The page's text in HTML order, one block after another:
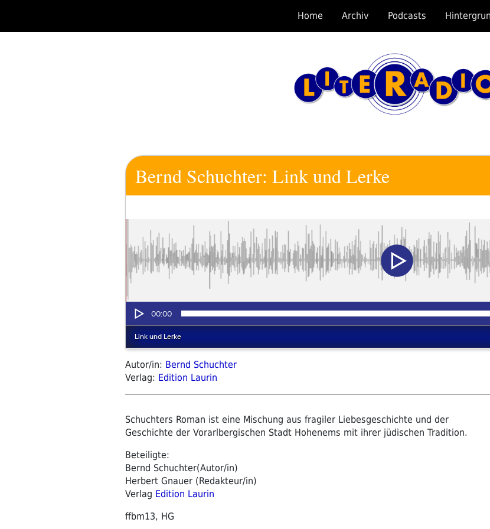
springen
Home Archiv Podcasts
Bernd Schuchter: Link und Lerke
Autor/in: Bernd Schuchter
Verlag: Edition Laurin
Schuchters Roman ist eine Mischung aus fragiler Liebesgeschichte und der
Geschichte der Vorarlbergischen Stadt Hohenems mit ihrer jüdischen Tradition.
Beteiligte:
Bernd Schuchter(Autor/in)
Herbert Gnauer (Redakteur/in)
Verlag Edition Laurin
ffbm13, HG